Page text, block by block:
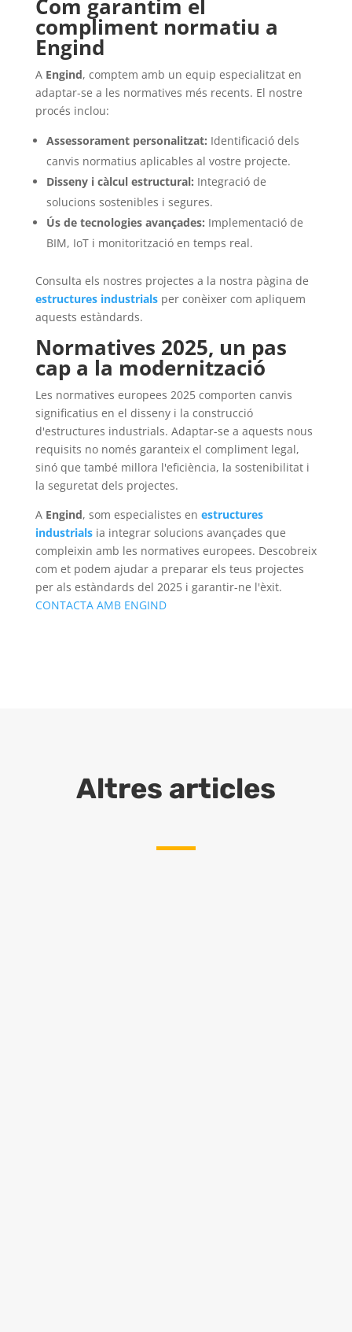
Com garantim el
compliment normatiu a
Engind
A Engind, comptem amb un equip especialitzat en
adaptar-se a les normatives més recents. El nostre
procés inclou:
Assessorament personalitzat: Identificació dels
canvis normatius aplicables al vostre projecte.
Disseny i càlcul estructural: Integració de
solucions sostenibles i segures.
Ús de tecnologies avançades: Implementació de
BIM, IoT i monitorització en temps real.
Consulta els nostres projectes a la nostra pàgina de
estructures industrialsper conèixer com apliquem
aquests estàndards.
Normatives 2025, un pas
cap a la modernització
Les normatives europees 2025 comporten canvis
significatius en el disseny i la construcció
d'estructures industrials. Adaptar-se a aquests nous
requisits no només garanteix el compliment legal,
sinó que també millora l'eficiència, la sostenibilitat i
la seguretat dels projectes.
A Engind, som especialistes en estructures
industrialsia integrar solucions avançades que
compleixin amb les normatives europees. Descobreix
com et podem ajudar a preparar els teus projectes
per als estàndards del 2025 i garantir-ne l'èxit.
CONTACTA AMB ENGIND
Altres articles